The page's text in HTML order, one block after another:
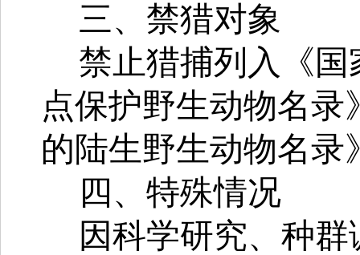
三、禁猎对象
禁止猎捕列入《
点保护野生动物名
的陆生野生动物名录
四、特殊情况
因科学研究、种